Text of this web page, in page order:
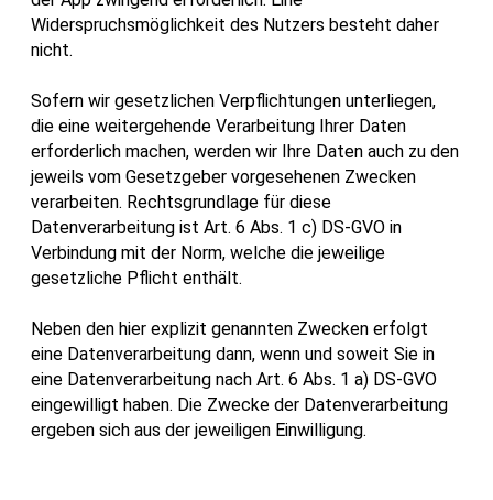
Widerspruchsmöglichkeit des Nutzers besteht daher
nicht.
Sofern wir gesetzlichen Verpflichtungen unterliegen,
die eine weitergehende Verarbeitung Ihrer Daten
erforderlich machen, werden wir Ihre Daten auch zu den
jeweils vom Gesetzgeber vorgesehenen Zwecken
verarbeiten. Rechtsgrundlage für diese
Datenverarbeitung ist Art. 6 Abs. 1 c) DS-GVO in
Verbindung mit der Norm, welche die jeweilige
gesetzliche Pflicht enthält.
Neben den hier explizit genannten Zwecken erfolgt
eine Datenverarbeitung dann, wenn und soweit Sie in
eine Datenverarbeitung nach Art. 6 Abs. 1 a) DS-GVO
eingewilligt haben. Die Zwecke der Datenverarbeitung
ergeben sich aus der jeweiligen Einwilligung.